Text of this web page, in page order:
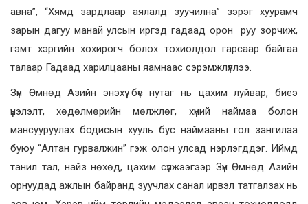
авна”, “Хямд зардлаар аялалд зуучилна” зэрэг хуурамч
зарын дагуу манай улсын иргэд гадаад орон
руу зорчиж,
гэмт хэргийн хохирогч болох тохиолдол гарсаар байгаа
талаар Гадаад харилцааны яамнаас сэрэмжлүүллээ.
Зүүн Өмнөд Азийн энэхүү бүс нутаг нь цахим луйвар, биеэ
үнэлэлт, хөдөлмөрийн мөлжлөг, хүний наймаа болон
мансууруулах бодисын хууль бус наймааны гол зангилаа
буюу “Алтан гурвалжин” гэж олон улсад нэрлэгддэг. Иймд
танил тал, найз нөхөд, цахим сүлжээгээр Зүүн Өмнөд Азийн
орнуудад ажлын байранд зуучлах санал ирвэл татгалзах нь